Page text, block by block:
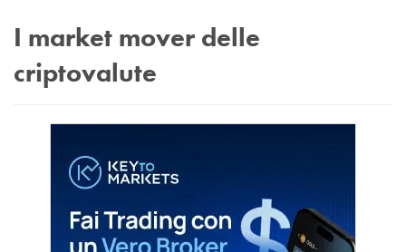
I market mover delle
criptovalute